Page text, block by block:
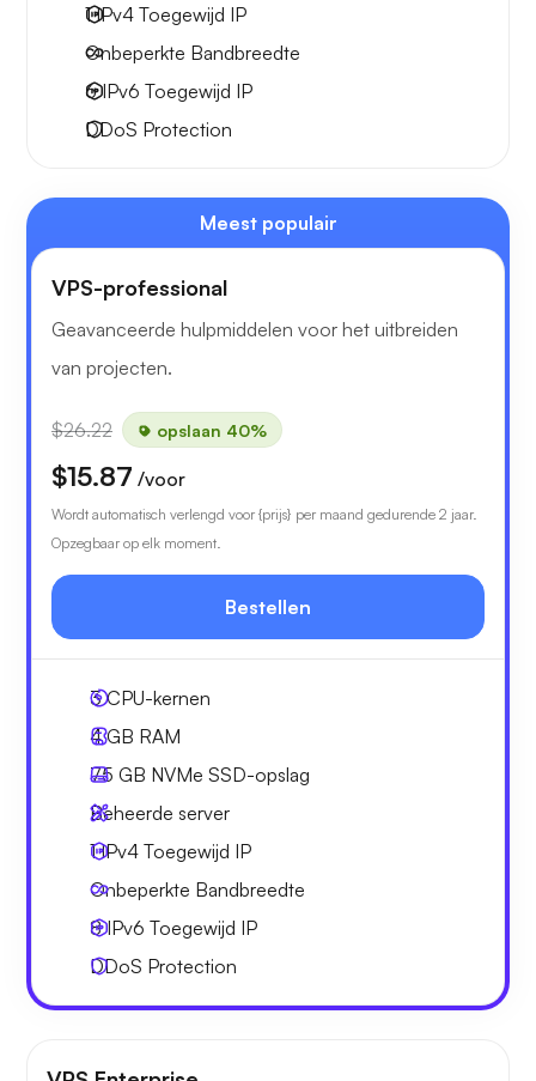
1 IPv4 Toegewijd IP
Onbeperkte Bandbreedte
6 IPv6 Toegewijd IP
DDoS Protection
Meest populair
VPS-professional
Geavanceerde hulpmiddelen voor het uitbreiden
van projecten.
$26.22 opslaan 40%
$15.87 /voor
Wordt automatisch verlengd voor {prijs} per maand gedurende 2 jaar.
Opzegbaar op elk moment.
Bestellen
3CPU-kernen
4 GB RAM
75 GB NVMe SSD-opslag
Beheerde server
1 IPv4 Toegewijd IP
Onbeperkte Bandbreedte
8 IPv6 Toegewijd IP
DDoS Protection